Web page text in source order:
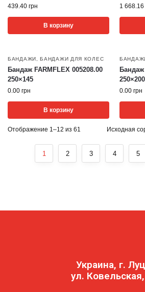
439.40 грн
В корзину
1 668.16
БАНДАЖИ ,БАНДАЖИ ДЛЯ КОЛЕС
Бандаж FARMFLEX 005208.00
250×145
0.00 грн
В корзину
Бандаж
250×200
0.00 грн
Отображение 1–12 из 61
1 2 3 4 5
Украина, г.
ул.